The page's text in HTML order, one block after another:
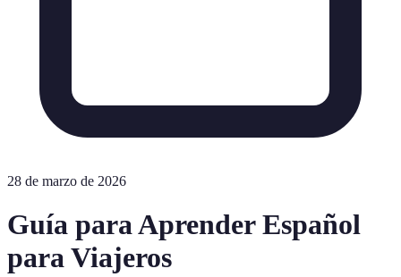
28 de marzo de 2026
Guía para Aprender Español
para Viajeros